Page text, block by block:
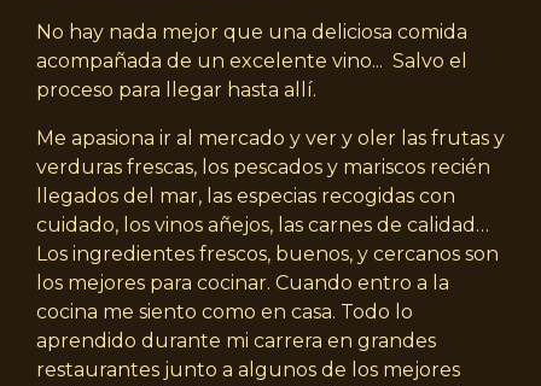
No hay nada mejor que una deliciosa comida
acompañada de un excelente vino... Salvo el
proceso para llegar hasta allí.
Me apasiona ir al mercado y ver y oler las frutas y
verduras frescas, los pescados y mariscos recién
llegados del mar, las especias recogidas con
cuidado, los vinos añejos, las carnes de calidad…
Los ingredientes frescos, buenos, y cercanos son
los mejores para cocinar. Cuando entro a la
cocina me siento como en casa. Todo lo
aprendido durante mi carrera en grandes
restaurantes junto a algunos de los mejores